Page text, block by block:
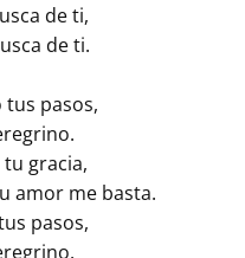
de ti,
de ti.
tus pasos,
gracia,
amor me basta.
pasos,